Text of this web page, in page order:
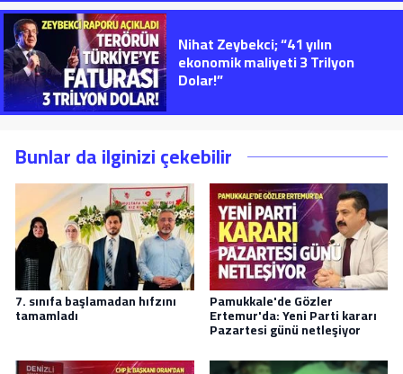
Nihat Zeybekci; “41 yılın
ekonomik maliyeti 3 Trilyon
Dolar!”
Bunlar da ilginizi çekebilir
7. sınıfa başlamadan hıfzını
tamamladı
Pamukkale'de Gözler
Ertemur'da: Yeni Parti kararı
Pazartesi günü netleşiyor